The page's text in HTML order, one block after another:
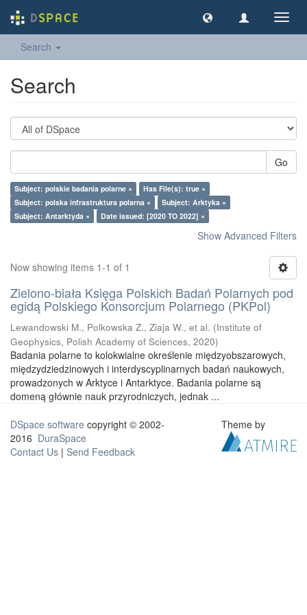
Search
Search
Go
Subject: polskie badania polarne ×
Has File(s): true ×
Subject: polska infrastruktura polarna ×
Subject: Arktyka ×
Subject: Antarktyda ×
Date issued: [2020 TO 2022] ×
Show Advanced Filters
Now showing items 1-1 of 1
Zielono-biała Księga Polskich Badań Polarnych pod
egidą Polskiego Konsorcjum Polarnego (PKPol)
Lewandowski M., Polkowska Z., Ziaja W., et al. (Institute of
Geophysics, Polish Academy of Sciences, 2020)
Badania polarne to kolokwialne określenie międzyobszarowych,
międzydziedzinowych i interdyscyplinarnych badań naukowych,
prowadzonych w Arktyce i Antarktyce. Badania polarne są
domeną głównie nauk przyrodniczych, jednak ...
DSpace software copyright © 2002-
2016 DuraSpace
Contact Us | Send Feedback
Theme by